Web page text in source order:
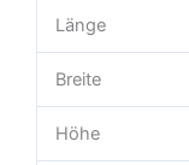
Länge
Breite
Höhe